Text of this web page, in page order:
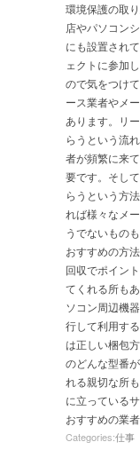
環境保護の取
店やパソコン
にも設置され
ェクトに参加
ので気をつけ
ース業者やメ
あります。リ
らうという流
者が頻繁に来
要です。そし
らうという方
れば様々なメ
うでないもの
おすすめの方
回収でポイン
てくれる所も
ソコン周辺機
行して利用す
は正しい梱包
のどんな型番
れる親切な所
に立っている
おすすめの業
Categories:仕事